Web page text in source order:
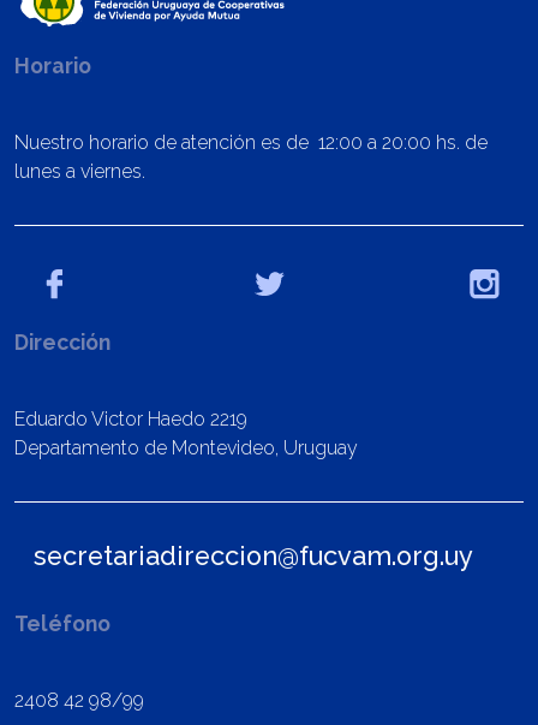
Horario
Nuestro horario de atención es de 12:00 a 20:00 hs. de
lunes a viernes.
Dirección
Eduardo Victor Haedo 2219
Departamento de Montevideo, Uruguay
secretariadireccion@fucvam.org.uy
Teléfono
2408 42 98/99